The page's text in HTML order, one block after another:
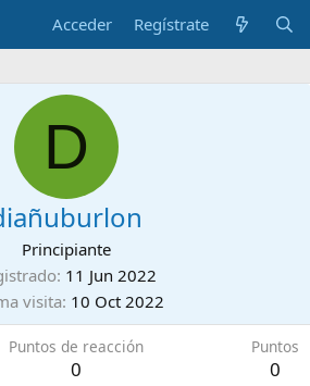
Acceder Regístrate
D
Principiante
11 Jun 2022
visita 10 Oct 2022
Puntos de reacción
0
Puntos
0